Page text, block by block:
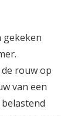
gekeken
rouw op
van een